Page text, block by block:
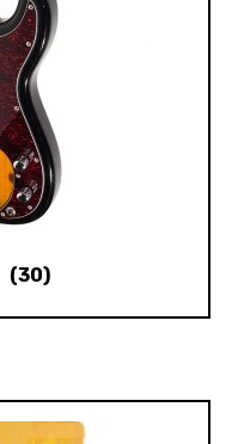
(30)